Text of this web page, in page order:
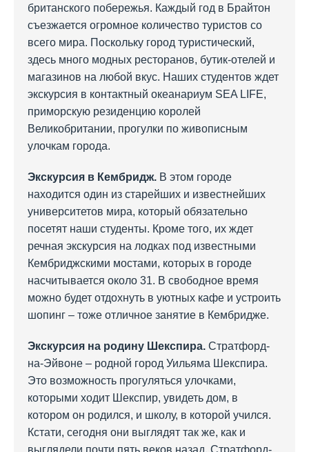
британского побережья. Каждый год в Брайтон
съезжается огромное количество туристов со
всего мира. Поскольку город туристический,
здесь много модных ресторанов, бутик-отелей и
магазинов на любой вкус. Наших студентов ждет
экскурсия в контактный океанариум SEA LIFE,
приморскую резиденцию королей
Великобритании, прогулки по живописным
улочкам города.
Экскурсия в Кембридж. В этом городе
находится один из старейших и известнейших
университетов мира, который обязательно
посетят наши студенты. Кроме того, их ждет
речная экскурсия на лодках под известными
Кембриджскими мостами, которых в городе
насчитывается около 31. В свободное время
можно будет отдохнуть в уютных кафе и устроить
шопинг – тоже отличное занятие в Кембридже.
Экскурсия на родину Шекспира. Стратфорд-
на-Эйвоне – родной город Уильяма Шекспира.
Это возможность прогуляться улочками,
которыми ходит Шекспир, увидеть дом, в
котором он родился, и школу, в которой учился.
Кстати, сегодня они выглядят так же, как и
выглядели почти пять веков назад. Стратфорд-